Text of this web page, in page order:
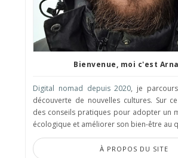
Bienvenue, moi c'est
Digital nomad depuis 2020, je
découverte de nouvelles cultures. Sur
des conseils pratiques pour adopter un
écologique et améliorer son bien-être au
À PROPOS DU SITE